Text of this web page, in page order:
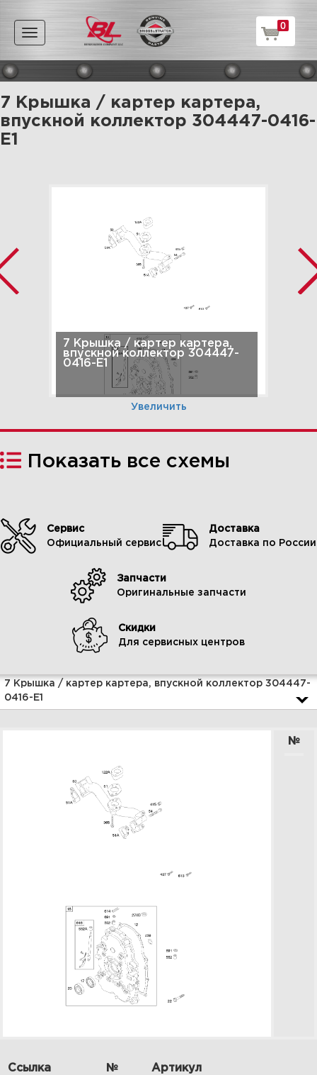
Toggle
navigation
0
7 Крышка / картер картера,
впускной коллектор 304447-0416-
E1
7 Крышка / картер картера,
впускной коллектор 304447-
0416-E1
Увеличить
8 Головка цилиндра, комплект
прокладок клапана 304447-
9 Электрический стартер
Показать все схемы
Сервис
Официальный сервис
Доставка
Доставка по России
Запчасти
Оригинальные запчасти
Скидки
Для сервисных центров
7 Крышка / картер картера, впускной коллектор 304447-
0416-E1
№
Ссылка №
Артикул